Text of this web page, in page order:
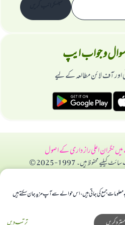
و جواب ایپ
اور آف لائن مطالعہ کے لیے
نگران اعلیراز داری کے اصول
محفوظ ہیں۔ 1997-2025 ©
جمع کی جاتی ہیں، اس حوالے سے آپ مزید جان سکتے ہیں